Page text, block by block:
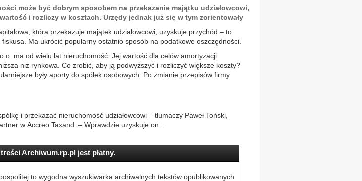
może być dobrym sposobem na przekazanie majątku udziałowcowi,
i rozliczy w kosztach. Urzędy jednak już się w tym zorientowały
która przekazuje majątek udziałowcowi, uzyskuje przychód – to
Ma ukrócić popularny ostatnio sposób na podatkowe oszczędności.
ma od wielu lat nieruchomość. Jej wartość dla celów amortyzacji
niż rynkowa. Co zrobić, aby ją podwyższyć i rozliczyć większe koszty?
były aporty do spółek osobowych. Po zmianie przepisów firmy
i przekazać nieruchomość udziałowcowi – tłumaczy Paweł Toński,
w Accreo Taxand. – Wprawdzie uzyskuje on...
Archiwum.rp.pl jest płatny.
to wygodna wyszukiwarka archiwalnych tekstów opublikowanych